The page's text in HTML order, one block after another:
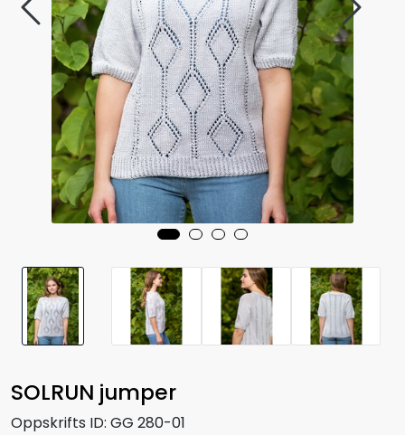
SOLRUN jumper
Oppskrifts ID: GG 280-01